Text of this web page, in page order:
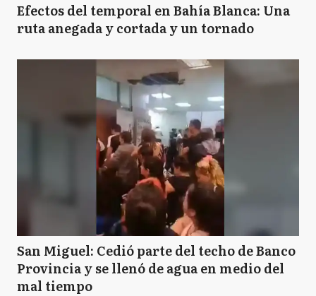
Efectos del temporal en Bahía Blanca: Una
ruta anegada y cortada y un tornado
San Miguel: Cedió parte del techo de Banco
Provincia y se llenó de agua en medio del
mal tiempo